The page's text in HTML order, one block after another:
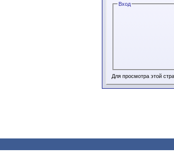
Вход
Для просмотра этой